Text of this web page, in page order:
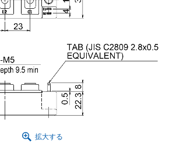
拡大する